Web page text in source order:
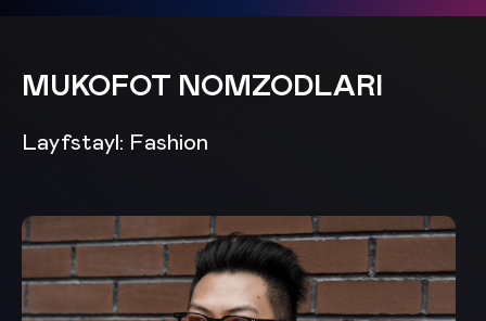
MUKOFOT NOMZODLARI
Layfstayl: Fashion